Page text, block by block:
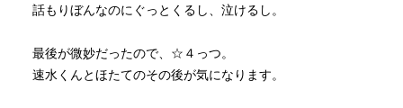
話もりぼんなのにぐっとくるし、泣けるし。
最後が微妙だったので、☆４っつ。
速水くんとほたてのその後が気になります。